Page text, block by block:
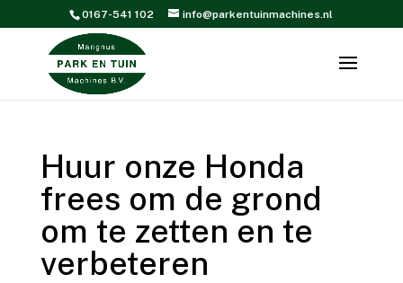
0167-541 102 info@parkentuinmachines.nl
Huur onze Honda
frees om de grond
om te zetten en te
verbeteren